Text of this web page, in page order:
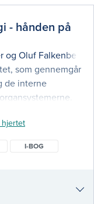
- hånden på
og Oluf Falkenberg
som gennemgår
de interne
og i klinisk
hjertet
I-BOG